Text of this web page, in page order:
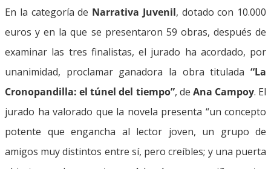
En la categoría de Narrativa Juvenil, dotado con 10.000
euros y en la que se presentaron 59 obras, después de
examinar las tres finalistas, el jurado ha acordado, por
unanimidad, proclamar ganadora la obra titulada “La
Cronopandilla: el túnel del tiempo”, de Ana Campoy. El
jurado ha valorado que la novela presenta “un concepto
potente que engancha al lector joven, un grupo de
amigos muy distintos entre sí, pero creíbles; y una puerta